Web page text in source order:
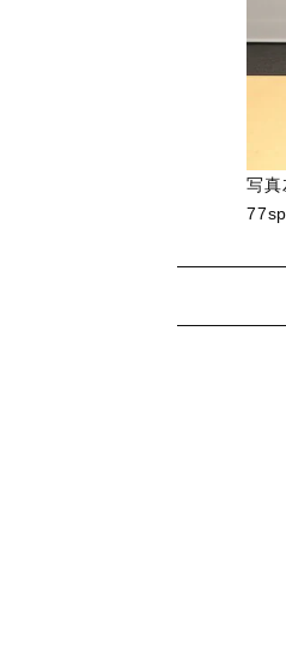
写真